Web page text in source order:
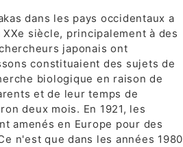
dans les pays occidentaux a
siècle, principalement à des
japonais ont
constituaient des sujets de
biologique en raison de
et de leur temps de
deux mois. En 1921, les
amenés en Europe pour des
n'est que dans les années 1980